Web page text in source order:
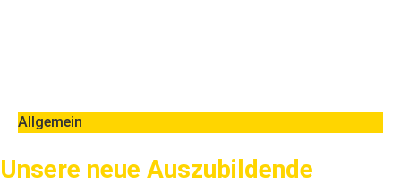
Allgemein
Unsere neue Auszubildende